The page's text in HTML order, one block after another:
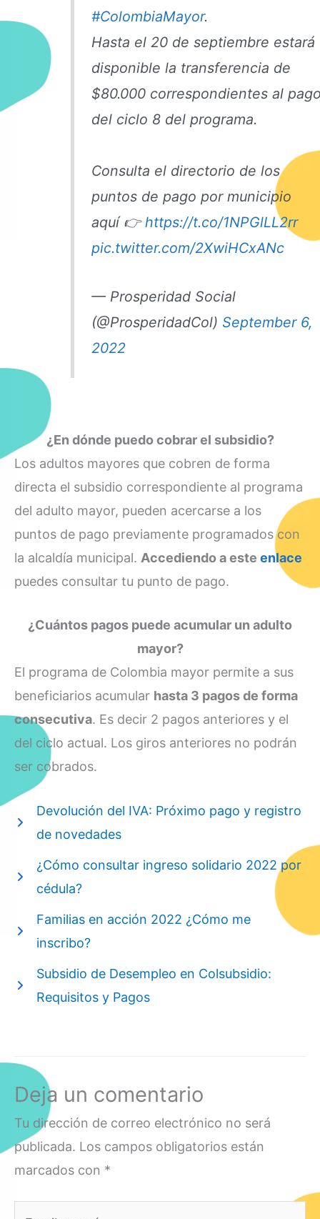
#ColombiaMayor.
Hasta el 20 de septiembre estará
disponible la transferencia de
$80.000 correspondientes al
del ciclo 8 del programa.
Consulta el directorio de los
puntos de pago por municipio
aquí 👉https://t.co/1NPGlLL2rr
pic.twitter.com/2XwiHCxANc
— Prosperidad Social
(@ProsperidadCol) September 6,
2022
¿En dónde puedo cobrar el subsidio?
Los adultos mayores que cobren de forma
directa el subsidio correspondiente al programa
del adulto mayor, pueden acercarse a los
puntos de pago previamente programados con
la alcaldía municipal. Accediendo a este enlace
puedes consultar tu punto de pago.
¿Cuántos pagos puede acumular un adulto
mayor?
El programa de Colombia mayor permite a sus
beneficiarios acumular hasta 3 pagos de forma
consecutiva. Es decir 2 pagos anteriores y el
del ciclo actual. Los giros anteriores no podrán
ser cobrados.
Devolución del IVA: Próximo pago y registro
de novedades
¿Cómo consultar ingreso solidario 2022 por
cédula?
Familias en acción 2022 ¿Cómo me
inscribo?
Subsidio de Desempleo en Colsubsidio:
Requisitos y Pagos
Deja un comentario
Tu dirección de correo electrónico no será
publicada. Los campos obligatorios están
marcados con *